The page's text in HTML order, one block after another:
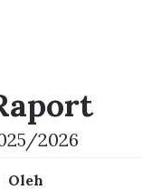
2026
Oleh